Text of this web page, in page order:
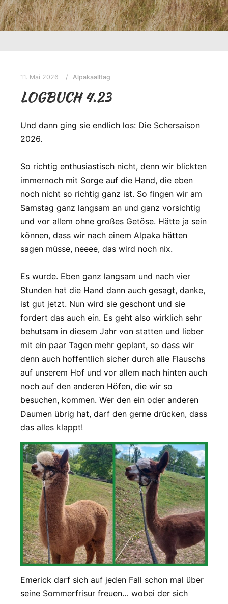
11. Mai 2026 Alpakaalltag
LOGBUCH 4.23
Und dann ging sie endlich los: Die Schersaison
2026.
So richtig enthusiastisch nicht, denn wir blickten
immernoch mit Sorge auf die Hand, die eben
noch nicht so richtig ganz ist. So fingen wir am
Samstag ganz langsam an und ganz vorsichtig
und vor allem ohne großes Getöse. Hätte ja sein
können, dass wir nach einem Alpaka hätten
sagen müsse, neeee, das wird noch nix.
Es wurde. Eben ganz langsam und nach vier
Stunden hat die Hand dann auch gesagt, danke,
ist gut jetzt. Nun wird sie geschont und sie
fordert das auch ein. Es geht also wirklich sehr
behutsam in diesem Jahr von statten und lieber
mit ein paar Tagen mehr geplant, so dass wir
denn auch hoffentlich sicher durch alle Flauschs
auf unserem Hof und vor allem nach hinten auch
noch auf den anderen Höfen, die wir so
besuchen, kommen. Wer den ein oder anderen
Daumen übrig hat, darf den gerne drücken, dass
das alles klappt!
Emerick darf sich auf jeden Fall schon mal über
seine Sommerfrisur freuen… wobei der sich